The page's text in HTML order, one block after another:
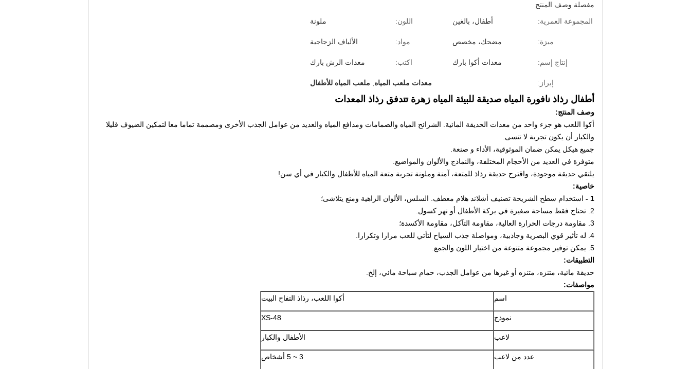
مفصلة وصف المنتج
المجموعة العمرية:
أطفال، بالغين اللون: ملونة
ميزة: مضحك، مخصص مواد: الألياف الزجاجية
إنتاج إسم: معدات أكوا بارك اكتب: معدات الرش بارك
إبراز: معدات ملعب المياه ملعب المياه للأطفال
أطفال رذاذ نافورة المياه صديقة للبيئة المياه زهرة تتدفق رذاذ المعدات
وصف المنتج:
أكوا اللعب هو جزء واحد من معدات الحديقة المائية.
الشرائح المياه والصمامات ومدافع المياه والعديد من عوامل الجذب الأخرى ومصممة تماما معا لتمكين الضيوف قليلا
والكبار أن يكون تجربة لا تنسى.
جميع هيكل يمكن ضمان الموثوقية، الأداء و صنعة.
متوفرة في العديد من الأحجام المختلفة، والنماذج والألوان والمواضيع.
يلتقي حديقة موجودة، واقترح حديقة رذاذ للمتعة، آمنة وملونة تجربة متعة المياه للأطفال والكبار في أي سن!
خاصية:
1 -
استخدام سطح الشريحة تصنيف أشلاند هلام معطف.
السلس، الألوان الزاهية ومنع يتلاشى؛
2. تحتاج فقط مساحة صغيرة في بركة الأطفال أو نهر كسول.
3. مقاومة درجات الحرارة العالية، مقاومة التآكل، مقاومة الأكسدة؛
4. له تأثير قوي البصرية وجاذبية، ومواصلة جذب السياح لتأتي للعب مرارا وتكرارا.
5. يمكن توفير مجموعة متنوعة من اختيار اللون والجمع.
التطبيقات:
حديقة مائية، متنزه، متنزه أو غيرها من عوامل الجذب، حمام سباحة مائي، إلخ.
مواصفات:
اسم
أكوا اللعب، رذاذ التفاح البيت
نموذج XS-48
لاعب الأطفال والكبار
عدد من لاعب 3 ~ 5 أشخاص